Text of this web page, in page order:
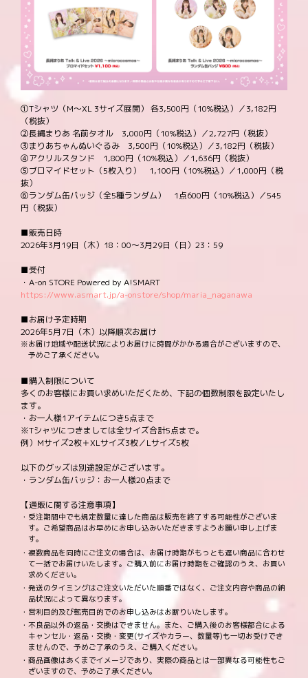
①Tシャツ（M～XL 3サイズ展開） 各3,500円（10%税込）／3,182円
（税抜）
②長縄まりあ 名前タオル 3,000円（10%税込）／2,727円（税抜）
③まりあちゃんぬいぐるみ 3,500円（10%税込）／3,182円（税抜）
④アクリルスタンド 1,800円（10%税込）／1,636円（税抜）
⑤ブロマイドセット（5枚入り） 1,100円（10%税込）／1,000円（税
抜）
⑥ランダム缶バッジ（全5種ランダム） 1点600円（10%税込）／545
円（税抜）
■販売日時
2026年3月19日（木）18：00～3月29日（日）23：59
■受付
・A-on STORE Powered by A!SMART
https://www.asmart.jp/a-onstore/shop/maria_naganawa
■お届け予定時期
2026年5月7日（木）以降順次お届け
※お届け地域や配送状況によりお届けに時間がかかる場合がございますので、
予めご了承ください。
■購入制限について
多くのお客様にお買い求めいただくため、下記の個数制限を設定いたし
ます。
・お一人様1アイテムにつき5点まで
※Tシャツにつきましては全サイズ合計5点まで。
例）Mサイズ2枚＋XLサイズ3枚／Lサイズ5枚
以下のグッズは別途設定がございます。
・ランダム缶バッジ：お一人様20点まで
【通販に関する注意事項】
・受注期間中でも規定数量に達した商品は販売を終了する可能性がございま
す。ご希望商品はお早めにお申し込みいただきますようお願い申し上げま
す。
・複数商品を同時にご注文の場合は、お届け時期がもっとも遅い商品に合わせ
て一括でお届けいたします。ご購入前にお届け時期をご確認のうえ、お買い
求めください。
・発送のタイミングはご注文いただいた順番ではなく、ご注文内容や商品の納
品状況によって異なります。
・営利目的及び転売目的でのお申し込みはお断りいたします。
・不良品以外の返品・交換はできません。また、ご購入後のお客様都合による
キャンセル・返品・交換・変更(サイズやカラー、数量等)も一切お受けでき
ませんので、予めご了承のうえ、ご購入ください。
・商品画像はあくまでイメージであり、実際の商品とは一部異なる可能性もご
ざいますので、予めご了承ください。